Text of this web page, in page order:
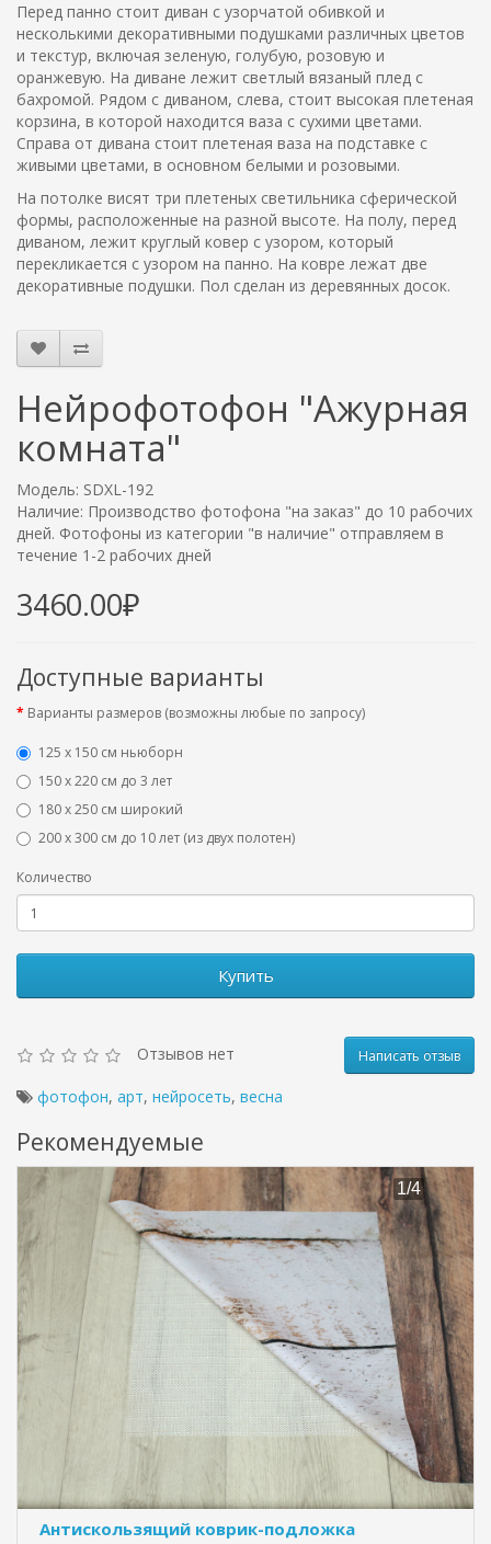
Перед панно стоит диван с узорчатой обивкой и
несколькими декоративными подушками различных цветов
и текстур, включая зеленую, голубую, розовую и
оранжевую. На диване лежит светлый вязаный плед с
бахромой. Рядом с диваном, слева, стоит высокая плетеная
корзина, в которой находится ваза с сухими цветами.
Справа от дивана стоит плетеная ваза на подставке с
живыми цветами, в основном белыми и розовыми.
На потолке висят три плетеных светильника сферической
формы, расположенные на разной высоте. На полу, перед
диваном, лежит круглый ковер с узором, который
перекликается с узором на панно. На ковре лежат две
декоративные подушки. Пол сделан из деревянных досок.
Нейрофотофон "Ажурная
комната"
Модель: SDXL-192
Наличие: Производство фотофона "на заказ" до 10 рабочих
дней. Фотофоны из категории "в наличие" отправляем в
течение 1-2 рабочих дней
3460.00₽
Доступные варианты
Варианты размеров (возможны любые по запросу)
125 x 150 см ньюборн
150 х 220 см до 3 лет
180 х 250 см широкий
200 х 300 см до 10 лет (из двух полотен)
Количество
Купить
Отзывов нет Написать отзыв
фотофон, арт, нейросеть, весна
Рекомендуемые
Антискользящий коврик-подложка